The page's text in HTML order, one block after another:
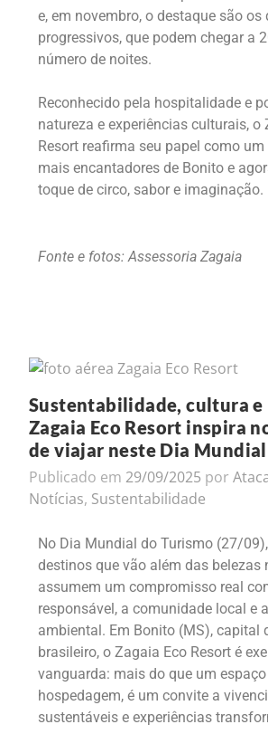
e, em novembro, o destaque são os
progressivos, que podem chegar a
número de noites.
Reconhecido pela hospitalidade e
natureza e experiências culturais, o
Resort reafirma seu papel como
mais encantadores de Bonito e
toque de circo, sabor e imaginação.
Fonte e fotos: Assessoria Zagaia
Sustentabilidade, cultura e
Zagaia Eco Resort inspira
de viajar neste Dia
Publicado em 29/09/2025 por
Notícias, Sustentabilidade
No Dia Mundial do Turismo (27/
destinos que vão além das belezas
assumem um compromisso real
responsável, a comunidade local e
ambiental. Em Bonito (MS), capital
brasileiro, o Zagaia Eco Resort é
vanguarda: mais do que um
hospedagem, é um convite a
sustentáveis e experiências